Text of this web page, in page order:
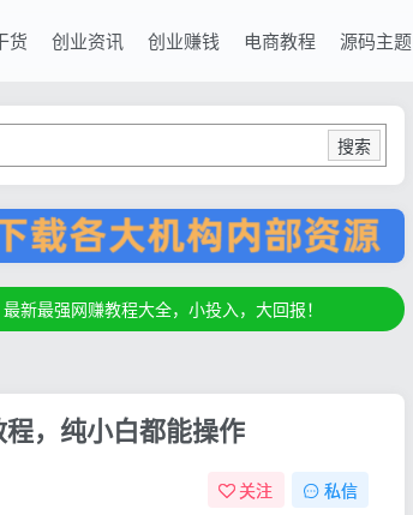
货 创业资讯 创业赚钱 电商教程 源码主题
搜索
新最强网赚教程大全，小投入，大回报！
新最强网赚教程大全，小投入，大回报！
新最强网赚教程大全，小投入，大回报！
，纯小白都能操作
关注 私信